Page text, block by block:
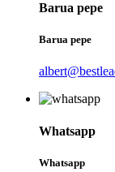
Barua pepe
Barua pepe
Whatsapp
Whatsapp